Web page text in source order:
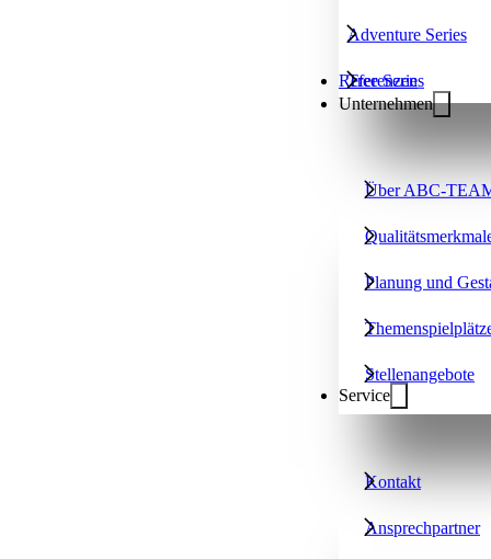
Adventure Series
Tree Series
Referenzen
Unternehmen
Über ABC-
Planung und
Stellenangebote
Service
Kontakt
Ansprechpartner